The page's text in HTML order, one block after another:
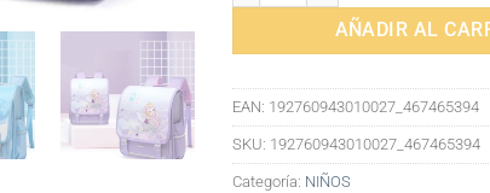
AÑADIR AL
EAN: 192760943010027_467465394
SKU: 192760943010027_467465394
Categoría: NIÑOS